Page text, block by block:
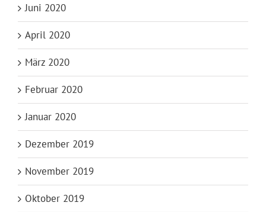
Juni 2020
April 2020
März 2020
Februar 2020
Januar 2020
Dezember 2019
November 2019
Oktober 2019